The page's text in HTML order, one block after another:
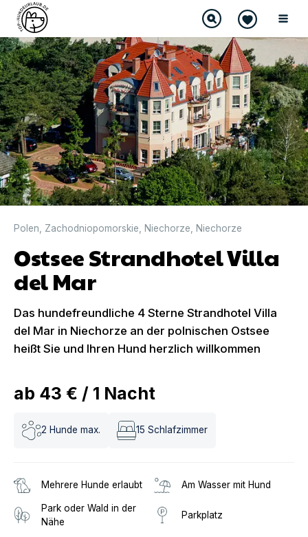
Polen Zachodniopomorskie Niechorze Niechorze
Ostsee Strandhotel Villa
del Mar
Das hundefreundliche 4 Sterne Strandhotel Villa
del Mar in Niechorze an der polnischen Ostsee
heißt Sie und Ihren Hund herzlich willkommen
ab 43 € / 1 Nacht
2 Hunde max. 15 Schlafzimmer
Mehrere Hunde erlaubt Am Wasser mit Hund
Park oder Wald in der
Nähe
Parkplatz